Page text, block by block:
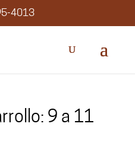
4013
9 a 11